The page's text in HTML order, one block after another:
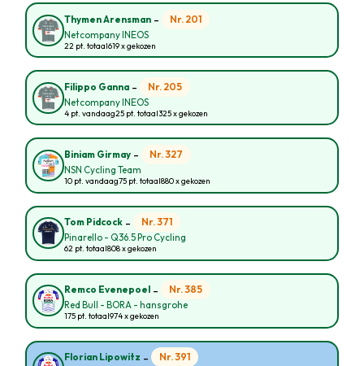
Thymen Arensman - Nr. 201
Netcompany INEOS
22 pt. totaal619 x gekozen
Filippo Ganna - Nr. 205
Netcompany INEOS
4 pt. vandaag25 pt. totaal325 x gekozen
Biniam Girmay - Nr. 327
NSN Cycling Team
10 pt. vandaag75 pt. totaal880 x gekozen
Tom Pidcock - Nr. 371
Pinarello - Q36.5 Pro Cycling
62 pt. totaal808 x gekozen
Remco Evenepoel - Nr. 385
Red Bull - BORA - hansgrohe
175 pt. totaal974 x gekozen
Florian Lipowitz - Nr. 391